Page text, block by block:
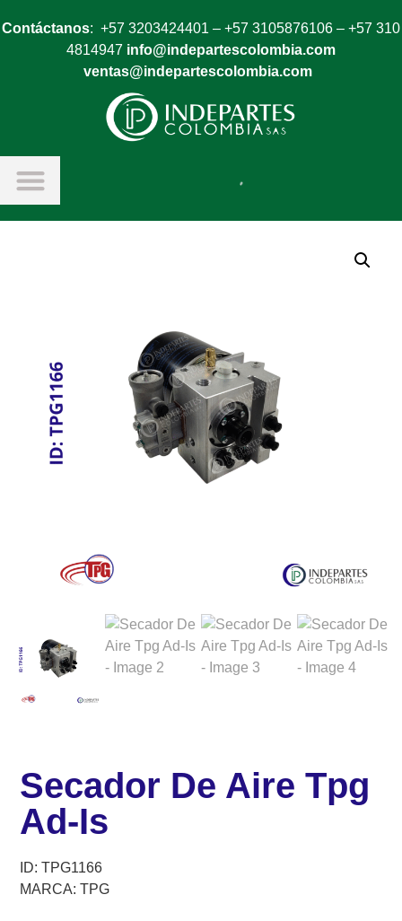
Contáctanos: +57 3203424401 – +57 3105876106 – +57 310
4814947 info@indepartescolombia.com
ventas@indepartescolombia.com
Secador De Aire Tpg
Ad-Is
ID: TPG1166
MARCA: TPG